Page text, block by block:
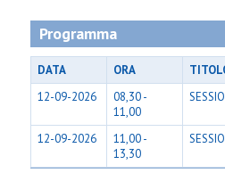
Programma
DATA ORA
12-09-2026
08,30 -
11,00
12-09-2026
11,00 -
13,30